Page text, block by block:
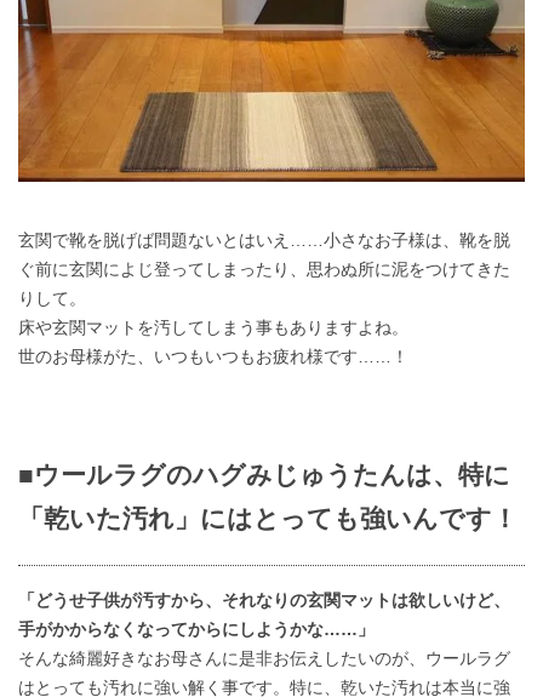
玄関で靴を脱げば問題ないとはいえ……小さなお子様は、靴を脱
ぐ前に玄関によじ登ってしまったり、思わぬ所に泥をつけてきた
りして。
床や玄関マットを汚してしまう事もありますよね。
世のお母様がた、いつもいつもお疲れ様です……！
■ウールラグのハグみじゅうたんは、特に
「乾いた汚れ」にはとっても強いんです！
「どうせ子供が汚すから、それなりの玄関マットは欲しいけど、
手がかからなくなってからにしようかな……」
そんな綺麗好きなお母さんに是非お伝えしたいのが、ウールラグ
はとっても汚れに強い解く事です。特に、乾いた汚れは本当に強